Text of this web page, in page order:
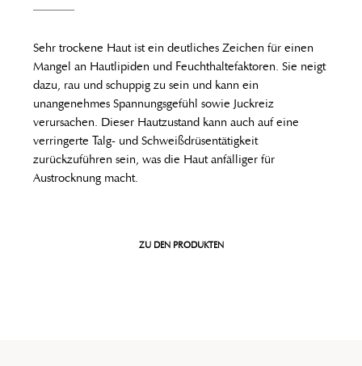
Sehr trockene Haut ist ein deutliches Zeichen für einen
Mangel an Hautlipiden und Feuchthaltefaktoren. Sie neigt
dazu, rau und schuppig zu sein und kann ein
unangenehmes Spannungsgefühl sowie Juckreiz
verursachen. Dieser Hautzustand kann auch auf eine
verringerte Talg- und Schweißdrüsentätigkeit
zurückzuführen sein, was die Haut anfälliger für
Austrocknung macht.
ZU DEN PRODUKTEN